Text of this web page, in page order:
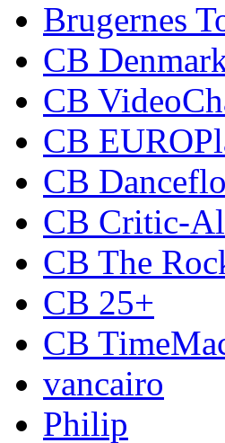
Brugernes
CB
CB
CB
CB
CB Critic-
CB The
CB 25+
CB
vancairo
Philip